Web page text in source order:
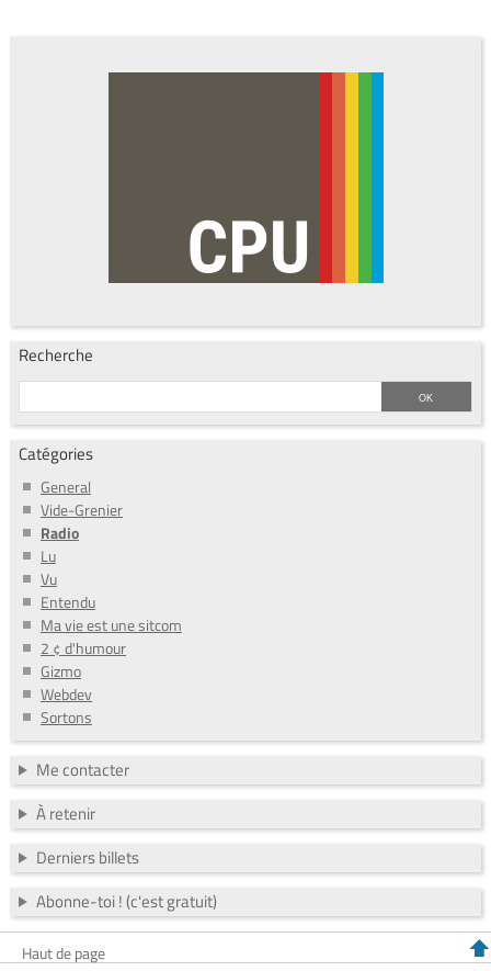
Recherche
Catégories
General
Vide-Grenier
Radio
Lu
Vu
Entendu
Ma vie est une sitcom
2 ¢ d'humour
Gizmo
Webdev
Sortons
Me contacter
À retenir
Derniers billets
Abonne-toi ! (c'est gratuit)
Haut de page